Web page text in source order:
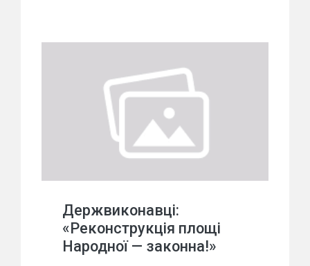
Держвиконавці:
«Реконструкція площі
Народної — законна!»